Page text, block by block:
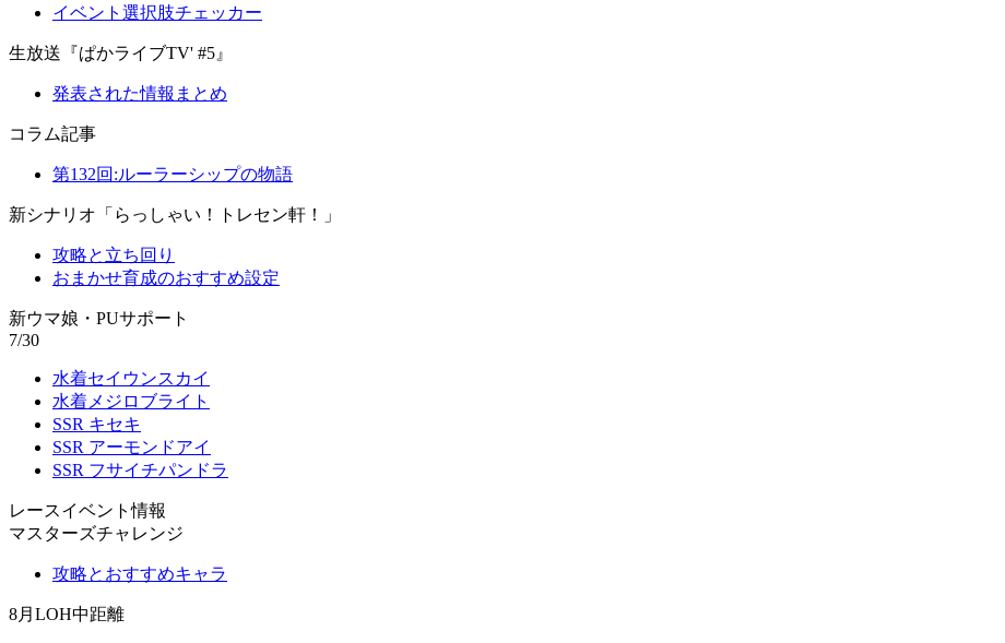
イベント選択肢チェッカー
生放送『ぱかライブTV' #5』
発表された情報まとめ
コラム記事
第132回:ルーラーシップの物語
新シナリオ「らっしゃい！トレセン軒！」
攻略と立ち回り
おまかせ育成のおすすめ設定
新ウマ娘・PUサポート
7/30
水着セイウンスカイ
水着メジロブライト
SSR キセキ
SSR アーモンドアイ
SSR フサイチパンドラ
レースイベント情報
マスターズチャレンジ
攻略とおすすめキャラ
8月LOH中距離